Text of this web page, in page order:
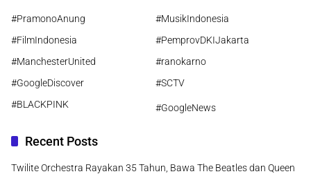
#PramonoAnung
#MusikIndonesia
#FilmIndonesia
#PemprovDKIJakarta
#ManchesterUnited
#ranokarno
#GoogleDiscover
#SCTV
#BLACKPINK
#GoogleNews
Recent Posts
Twilite Orchestra Rayakan 35 Tahun, Bawa The Beatles dan Queen